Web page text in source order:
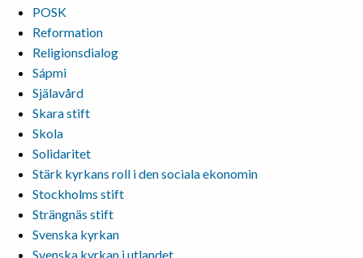
POSK
Reformation
Religionsdialog
Sápmi
Själavård
Skara stift
Skola
Solidaritet
Stärk kyrkans roll i den sociala ekonomin
Stockholms stift
Strängnäs stift
Svenska kyrkan
Svenska kyrkan i utlandet